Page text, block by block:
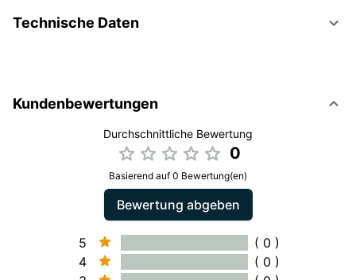
Technische Daten
Kundenbewertungen
Durchschnittliche Bewertung
0
Basierend auf 0 Bewertung(en)
Bewertung abgeben
5
( 0 )
4
( 0 )